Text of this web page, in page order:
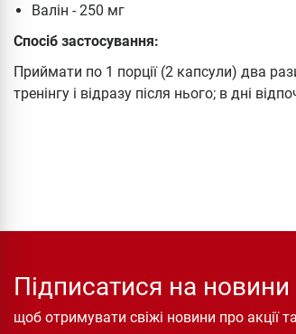
Валін - 250 мг
Спосіб застосування:
Приймати по 1 порції (2 капсули) два
тренінгу і відразу після нього; в дні
Підписатися на новини
щоб отримувати свіжі новини про акції